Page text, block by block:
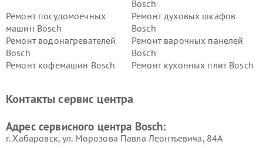
Bosch
Ремонт посудомоечных
машин Bosch
Ремонт духовых шкафов
Bosch
Ремонт водонагревателей
Bosch
Ремонт варочных панелей
Bosch
Ремонт кофемашин Bosch
Ремонт кухонных плит Bosch
Ремонт сушильных автоматовРемонт морозильных камер
Контакты сервис центра
Адрес сервисного центра Bosch:
г. Хабаровск, ул. Морозова Павла Леонтьевича, 84А